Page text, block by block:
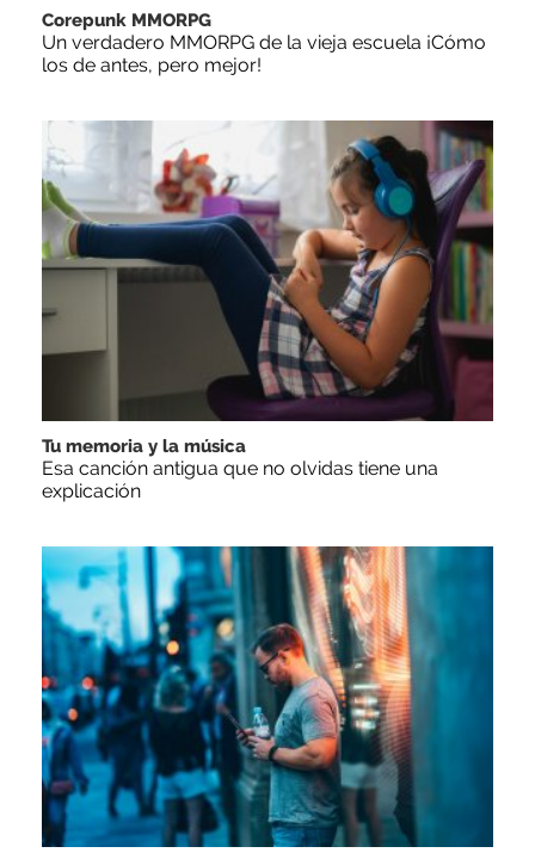
Corepunk MMORPG
Un verdadero MMORPG de la vieja escuela ¡Cómo
los de antes, pero mejor!
Tu memoria y la música
Esa canción antigua que no olvidas tiene una
explicación